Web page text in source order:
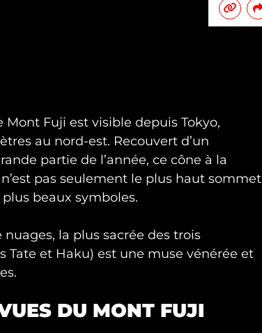
Fuji est visible depuis Tokyo,
au nord-est. Recouvert d’un
partie de l’année, ce cône à la
pas seulement le plus haut sommet
beaux symboles.
la plus sacrée des trois
Tate et Haku) est une muse vénérée et
DU MONT FUJI